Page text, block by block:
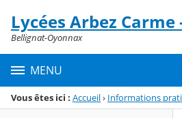
Menu de la rubrique
Contenu
Lycées Arbez Carme
Bellignat-Oyonnax
MENU
Vous êtes ici : Accueil› Informations